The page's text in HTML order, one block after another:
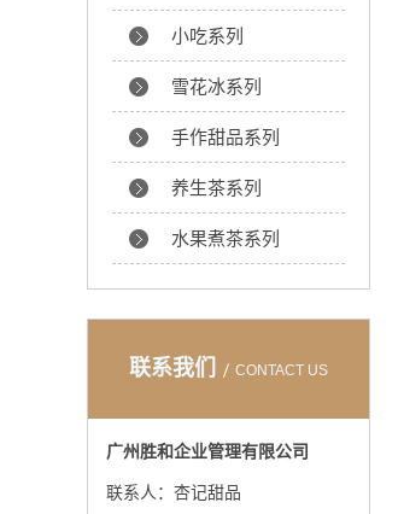
小吃系列
雪花冰系列
手作甜品系列
养生茶系列
水果煮茶系列
联系我们 CONTACT US
广州胜和企业管理有限公司
联系人：杏记甜品